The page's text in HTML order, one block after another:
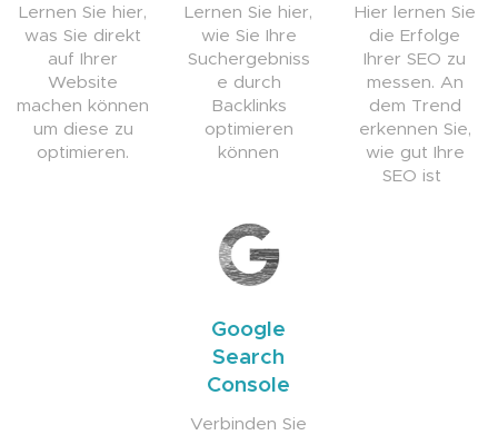
Lernen Sie hier,
was Sie direkt
auf Ihrer
Website
machen können
um diese zu
optimieren.
Lernen Sie hier,
wie Sie Ihre
Suchergebniss
e durch
Backlinks
optimieren
können
Hier lernen Sie
die Erfolge
Ihrer SEO zu
messen. An
dem Trend
erkennen Sie,
wie gut Ihre
SEO ist
Google
Search
Console
Verbinden Sie